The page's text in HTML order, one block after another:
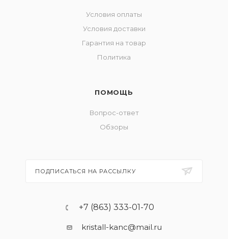
Условия оплаты
Условия доставки
Гарантия на товар
Политика
ПОМОЩЬ
Вопрос-ответ
Обзоры
ПОДПИСАТЬСЯ НА РАССЫЛКУ
+7 (863) 333-01-70
kristall-kanc@mail.ru